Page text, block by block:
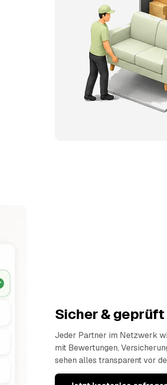
Sicher & geprüft
Jeder Partner im Netzwerk
mit Bewertungen,
sehen alles transparent vor